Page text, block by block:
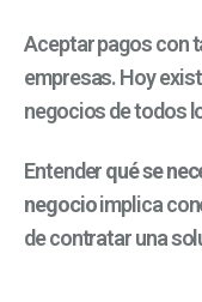
Aceptar pagos con
empresas. Hoy
negocios de todos
Entenderqué se
negocioimplica
de contratar una